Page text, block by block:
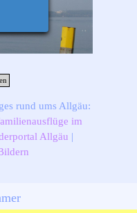
rund ums Allgäu:
im
Allgäu |